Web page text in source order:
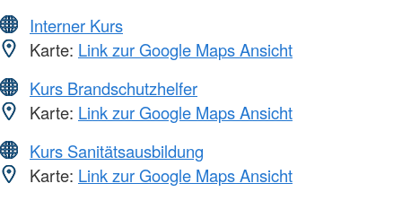
Interner Kurs
Karte: Link zur Google Maps Ansicht
Kurs Brandschutzhelfer
Karte: Link zur Google Maps Ansicht
Kurs Sanitätsausbildung
Karte: Link zur Google Maps Ansicht